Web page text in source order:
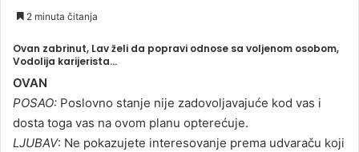
d
e
m
a
2 minuta čitanja
Ovan zabrinut, Lav želi da popravi odnose sa voljenom osobom,
Vodolija karijerista…
OVAN
POSAO: Poslovno stanje nije zadovoljavajuće kod vas i
dosta toga vas na ovom planu opterećuje.
LJUBAV: Ne pokazujete interesovanje prema udvaraču koji